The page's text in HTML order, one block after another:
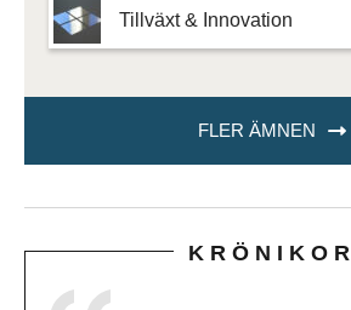
Tillväxt & Innovation
FLER ÄMNEN
KRÖNIKOR